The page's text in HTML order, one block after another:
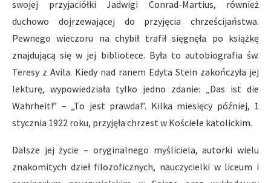
swojej przyjaciółki Jadwigi Conrad-Martius, również
duchowo dojrzewającej do przyjęcia chrześcijaństwa.
Pewnego wieczoru na chybił trafił sięgnęła po książkę
znajdującą się w jej bibliotece. Była to autobiografia św.
Teresy z Avila. Kiedy nad ranem Edyta Stein zakończyła jej
lekturę, wypowiedziała tylko jedno zdanie: „Das ist die
Wahrheit!” – „To jest prawda!”. Kilka miesięcy później, 1
stycznia 1922 roku, przyjęła chrzest w Kościele katolickim.
Dalsze jej życie – oryginalnego myśliciela, autorki wielu
znakomitych dzieł filozoficznych, nauczycielki w liceum i